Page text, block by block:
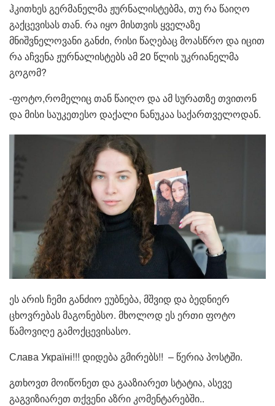
ჰკითხეს გერმანელმა ჟურნალისტებმა, თუ რა წაიღო
გაქცევისას თან. რა იყო მისთვის ყველაზე
მნიშვნელოვანი განძი, რისი წაღებაც მოასწრო და იცით
რა აჩვენა ჟურნალისტებს ამ 20 წლის უკრიანელმა
გოგომ?
-ფოტო,რომელიც თან წაიღო და ამ სურათზე თვითონ
და მისი საუკეთესო დაქალი ნანუკაა საქართველოდან.
ეს არის ჩემი განძიო ეუბნება, მშვიდ და ბედნიერ
ცხოვრებას მაგონებსო. მხოლოდ ეს ერთი ფოტო
წამოვიღე გამოქცევისასო.
Слава Україні!!! დიდება გმირებს!! – წერია პოსტში.
გთხოვთ მოიწონეთ და გააზიარეთ სტატია, ასევე
გაგვიზიარეთ თქვენი აზრი კომენტარებში..